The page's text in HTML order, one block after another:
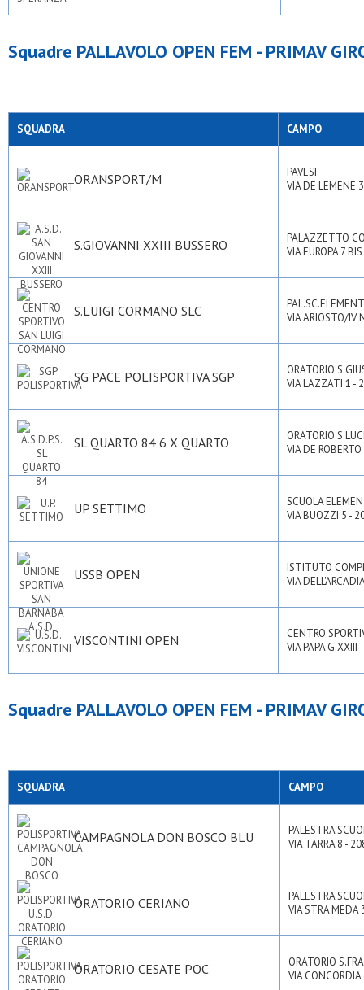
Squadre PALLAVOLO OPEN FEM - PRIMAV
SQUADRA CAMPO
ORANSPORT/M
PAVESI
VIA DE LEMENE
S.GIOVANNI XXIII BUSSERO
PALAZZETTO
VIA EUROPA 7
S.LUIGI CORMANO SLC
VIA ARIOSTO/IV
SG PACE POLISPORTIVA SGP
ORATORIO
VIA LAZZATI 1 -
SL QUARTO 84 6 X QUARTO
ORATORIO
VIA DE
UP SETTIMO
SCUOLA
VIA BUOZZI 5 -
USSB OPEN
ISTITUTO
VIA
VISCONTINI OPEN
CENTRO
VIA PAPA G.XXIII
Squadre PALLAVOLO OPEN FEM - PRIMAV
SQUADRA CAMPO
CAMPAGNOLA DON BOSCO BLU
PALESTRA
VIA TARRA 8 -
ORATORIO CERIANO
PALESTRA
VIA STRA
ORATORIO CESATE POC
ORATORIO
VIA